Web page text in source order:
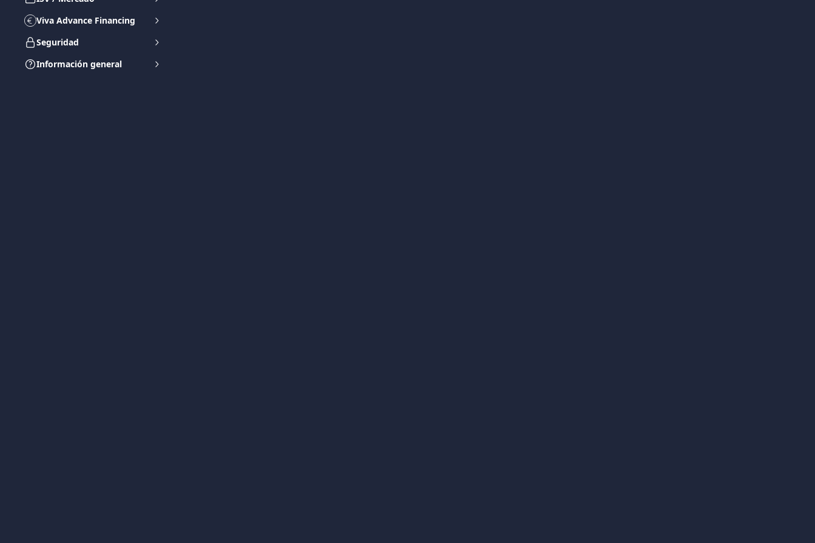
Viva Advance Financing
Seguridad
Información general